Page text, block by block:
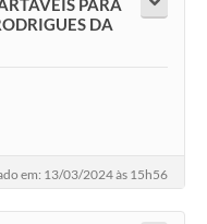
PARA
DA
em: 13/03/2024 às 15h56